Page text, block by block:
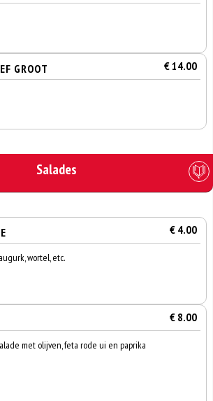
GROOT € 14.00
Salades
€ 4.00
wortel, etc.
€ 8.00
met olijven, feta rode ui en paprika